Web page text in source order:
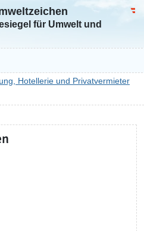
für Umwelt und
Hotellerie und Privatvermieter